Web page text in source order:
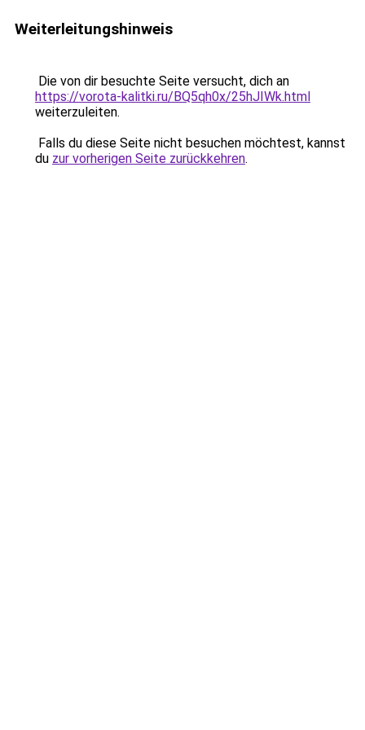
Weiterleitungshinweis
Die von dir besuchte Seite versucht, dich an
https://vorota-kalitki.ru/BQ5qh0x/25hJIWk.html
weiterzuleiten.
Falls du diese Seite nicht besuchen möchtest, kannst
du zur vorherigen Seite zurückkehren.